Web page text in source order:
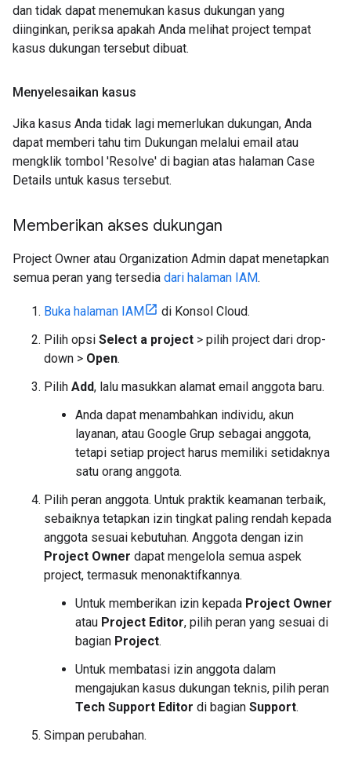
dan tidak dapat menemukan kasus dukungan yang
diinginkan, periksa apakah Anda melihat project tempat
kasus dukungan tersebut dibuat.
Menyelesaikan kasus
Jika kasus Anda tidak lagi memerlukan dukungan, Anda
dapat memberi tahu tim Dukungan melalui email atau
mengklik tombol 'Resolve' di bagian atas halaman Case
Details untuk kasus tersebut.
Memberikan akses dukungan
Project Owner atau Organization Admin dapat menetapkan
semua peran yang tersedia dari halaman IAM.
Buka halaman IAM
di Konsol Cloud.
Pilih opsi Select a project > pilih project dari drop-
down > Open.
Pilih Add, lalu masukkan alamat email anggota baru.
Anda dapat menambahkan individu, akun
layanan, atau Google Grup sebagai anggota,
tetapi setiap project harus memiliki setidaknya
satu orang anggota.
Pilih peran anggota. Untuk praktik keamanan terbaik,
sebaiknya tetapkan izin tingkat paling rendah kepada
anggota sesuai kebutuhan. Anggota dengan izin
Project Owner dapat mengelola semua aspek
project, termasuk menonaktifkannya.
Untuk memberikan izin kepada Project Owner
atau Project Editor, pilih peran yang sesuai di
bagian Project.
Untuk membatasi izin anggota dalam
mengajukan kasus dukungan teknis, pilih peran
Tech Support Editor di bagian Support.
Simpan perubahan.